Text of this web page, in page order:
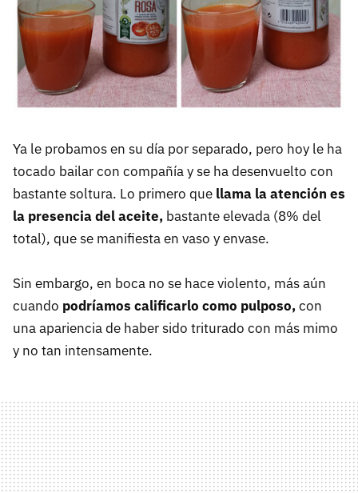
Ya le probamos en su día por separado, pero hoy le ha
tocado bailar con compañía y se ha desenvuelto con
bastante soltura. Lo primero que llama la atención es
la presencia del aceite, bastante elevada (8% del
total), que se manifiesta en vaso y envase.
Sin embargo, en boca no se hace violento, más aún
cuando podríamos calificarlo como pulposo,con
una apariencia de haber sido triturado con más mimo
y no tan intensamente.